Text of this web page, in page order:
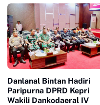
KNP
Danlanal Bintan Hadiri
Paripurna DPRD Kepri
Wakili Dankodaeral IV